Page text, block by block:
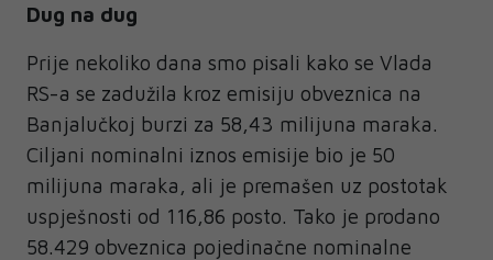
Dug na dug
Prije nekoliko dana smo pisali kako se Vlada
RS-a se zadužila kroz emisiju obveznica na
Banjalučkoj burzi za 58,43 milijuna maraka.
Ciljani nominalni iznos emisije bio je 50
milijuna maraka, ali je premašen uz postotak
uspješnosti od 116,86 posto. Tako je prodano
58.429 obveznica pojedinačne nominalne